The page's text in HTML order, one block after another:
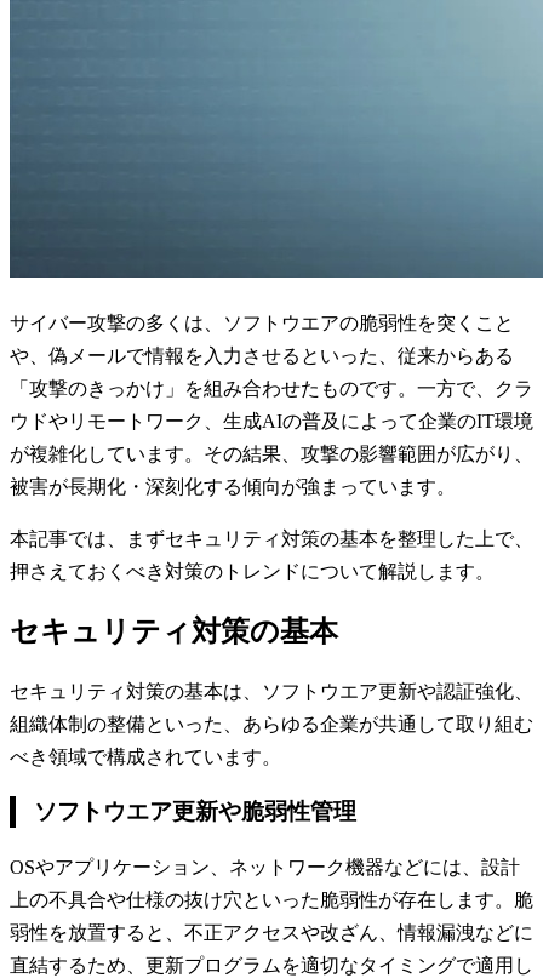
サイバー攻撃の多くは、ソフトウエアの脆弱性を突くこと
や、偽メールで情報を入力させるといった、従来からある
「攻撃のきっかけ」を組み合わせたものです。一方で、クラ
ウドやリモートワーク、生成AIの普及によって企業のIT環境
が複雑化しています。その結果、攻撃の影響範囲が広がり、
被害が長期化・深刻化する傾向が強まっています。
本記事では、まずセキュリティ対策の基本を整理した上で、
押さえておくべき対策のトレンドについて解説します。
セキュリティ対策の基本
セキュリティ対策の基本は、ソフトウエア更新や認証強化、
組織体制の整備といった、あらゆる企業が共通して取り組む
べき領域で構成されています。
ソフトウエア更新や脆弱性管理
OSやアプリケーション、ネットワーク機器などには、設計
上の不具合や仕様の抜け穴といった脆弱性が存在します。脆
弱性を放置すると、不正アクセスや改ざん、情報漏洩などに
直結するため、更新プログラムを適切なタイミングで適用し